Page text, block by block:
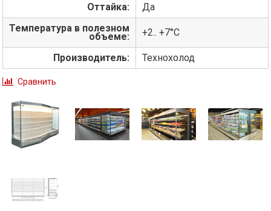
Оттайка:
Да
Температура в полезном
объеме: +2.. +7°С
Производитель: Технохолод
Сравнить